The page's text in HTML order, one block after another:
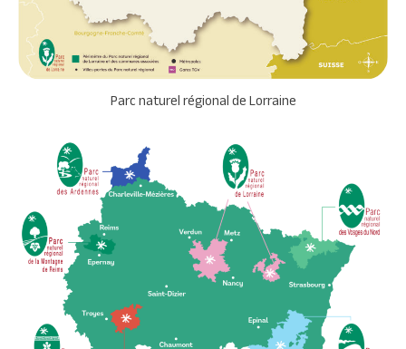
Parc naturel régional de Lorraine